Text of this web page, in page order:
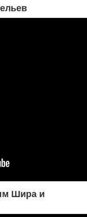
Шира и